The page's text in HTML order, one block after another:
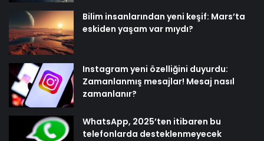
Bilim insanlarından yeni keşif: Mars’ta
eskiden yaşam var mıydı?
Instagram yeni özelliğini duyurdu:
Zamanlanmış mesajlar! Mesaj nasıl
zamanlanır?
WhatsApp, 2025’ten itibaren bu
telefonlarda desteklenmeyecek